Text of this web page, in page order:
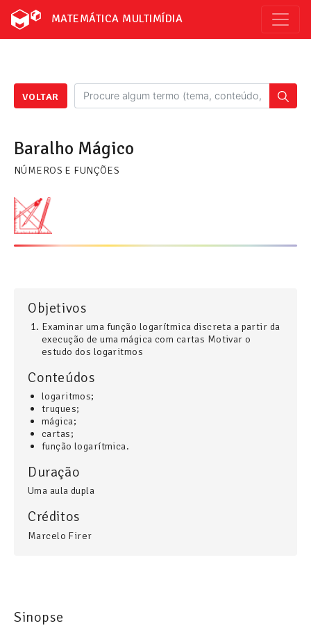
MATEMÁTICA MULTIMÍDIA
VOLTAR
Baralho Mágico
NÚMEROS E FUNÇÕES
Objetivos
Examinar uma função logarítmica discreta a partir da
execução de uma mágica com cartas Motivar o
estudo dos logaritmos
Conteúdos
logaritmos;
truques;
mágica;
cartas;
função logarítmica.
Duração
Uma aula dupla
Créditos
Marcelo Firer
Sinopse